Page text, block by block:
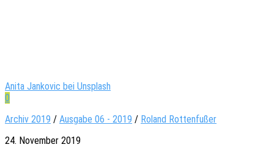
Anita Jankovic bei Unsplash
0
Archiv 2019 / Ausgabe 06 - 2019 / Roland Rottenfußer
24. November 2019